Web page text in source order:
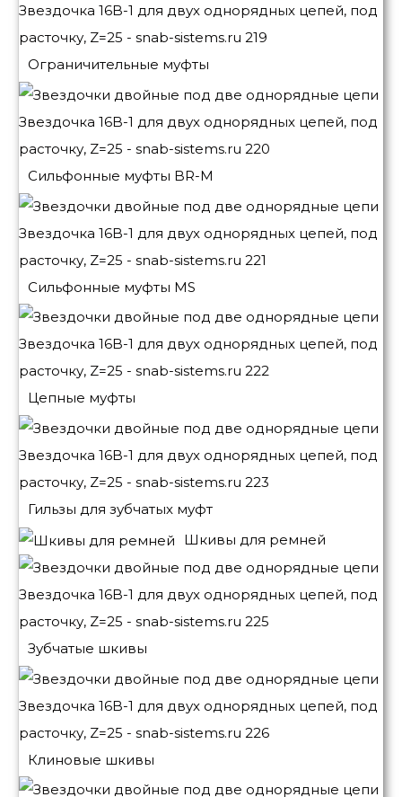
Ограничительные муфты
Сильфонные муфты BR-M
Сильфонные муфты MS
Цепные муфты
Гильзы для зубчатых муфт
Шкивы для ремней
Зубчатые шкивы
Клиновые шкивы